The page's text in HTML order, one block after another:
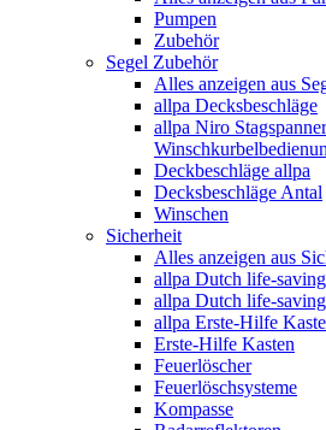
Pumpen
Zubehör
Segel Zubehör
Alles anzeigen aus
allpa Decksbeschläge
allpa Niro
Deckbeschläge allpa
Decksbeschläge Antal
Winschen
Sicherheit
Alles anzeigen aus
allpa Dutch life-
allpa Dutch life-
allpa Erste-Hilfe
Erste-Hilfe Kasten
Feuerlöscher
Feuerlöschsysteme
Kompasse